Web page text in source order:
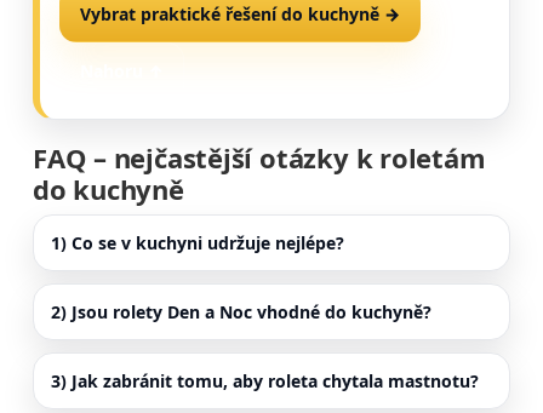
Vybrat praktické řešení do kuchyně →
FAQ – nejčastější otázky k roletám
do kuchyně
1) Co se v kuchyni udržuje nejlépe?
2) Jsou rolety Den a Noc vhodné do kuchyně?
3) Jak zabránit tomu, aby roleta chytala mastnotu?